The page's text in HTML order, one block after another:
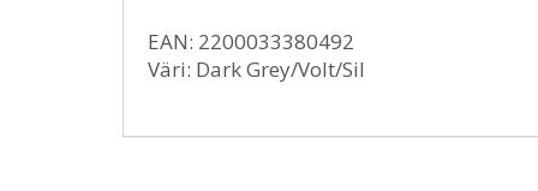
EAN: 2200033380492
Väri: Dark Grey/Volt/Sil